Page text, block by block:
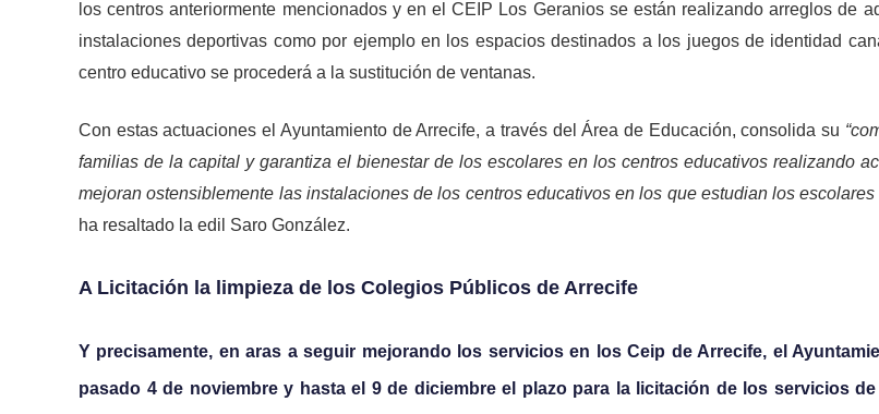
los centros anteriormente mencionados y en el CEIP Los Geranios se están realizando arreglos de
instalaciones deportivas como por ejemplo en los espacios destinados a los juegos de identidad
centro educativo se procederá a la sustitución de ventanas.
Con estas actuaciones el Ayuntamiento de Arrecife, a través del Área de Educación, consolida su
familias de la capital y garantiza el bienestar de los escolares en los centros educativos realizando
mejoran ostensiblemente las instalaciones de los centros educativos en los que estudian los escolares
ha resaltado la edil Saro González.
A Licitación la limpieza de los Colegios Públicos de Arrecife
Y precisamente, en aras a seguir mejorando los servicios en los Ceip de Arrecife, el
pasado 4 de noviembre y hasta el 9 de diciembre el plazo para la licitación de los servicios